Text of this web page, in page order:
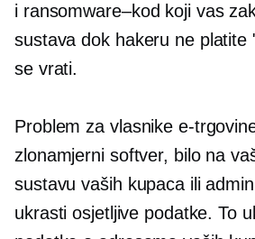
i ransomware–kod koji vas
sustava dok hakeru ne platite
se vrati.
Problem za vlasnike e-
zlonamjerni softver, bilo na
sustavu vaših kupaca ili
ukrasti osjetljive podatke. To